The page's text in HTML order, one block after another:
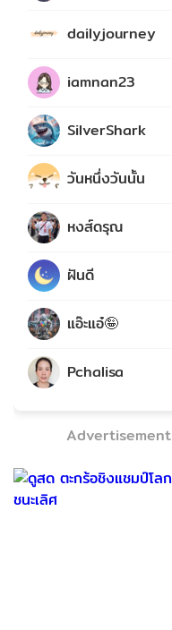
dailyjourney
iamnan23
SilverShark
วันหนึ่งวันนั้น
หงส์ดรุณ
ฝันดี
แอ๊ะแอ๋🤪
Pchalisa
Advertisement